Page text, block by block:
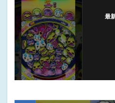
最